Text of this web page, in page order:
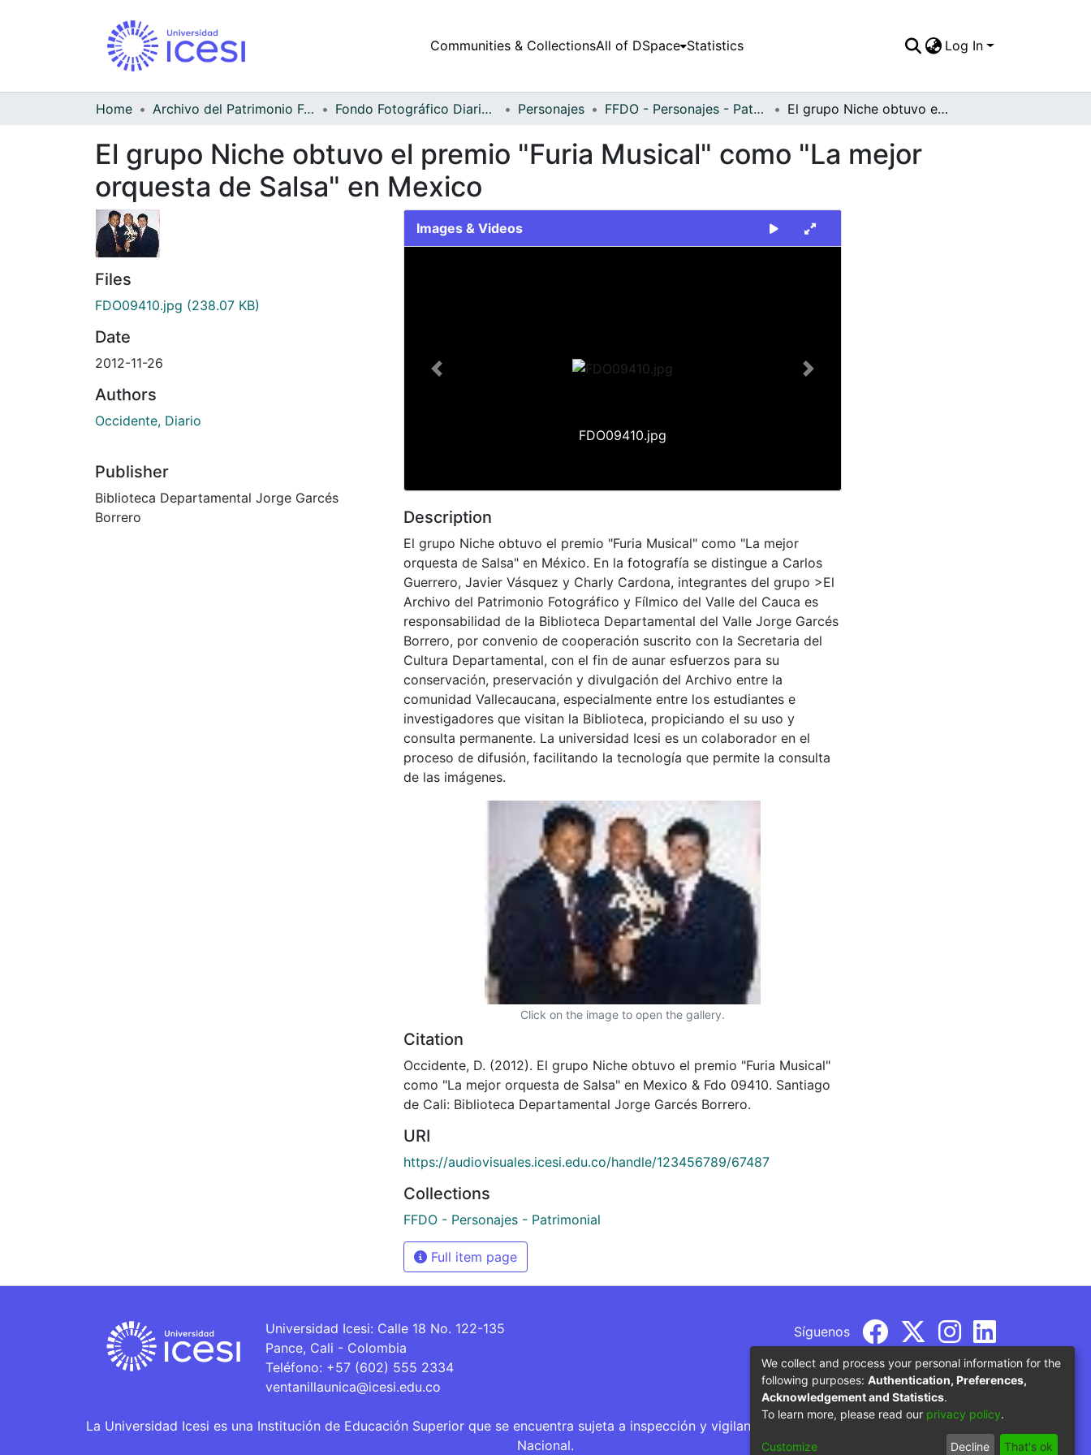
Communities & CollectionsAll of DSpace Statistics Log In
Home Archivo del Patrimonio Fotográfico y Fílmico del Valle del Cauca Fondo Fotográfico Diario Occidente Personajes FFDO - Personajes - Patrimonial El grupo Niche obtuvo el premio "Furia Musical" como "La mejor orquesta de Salsa" en Mexico
El grupo Niche obtuvo el premio "Furia Musical" como "La mejor
orquesta de Salsa" en Mexico
Files
FDO09410.jpg (238.07 KB)
Date
2012-11-26
Authors
Occidente, Diario
Publisher
Biblioteca Departamental Jorge Garcés
Borrero
Images & Videos
FDO09410.jpg
Previous Next
Description
El grupo Niche obtuvo el premio "Furia Musical" como "La mejor
orquesta de Salsa" en México. En la fotografía se distingue a Carlos
Guerrero, Javier Vásquez y Charly Cardona, integrantes del grupo >El
Archivo del Patrimonio Fotográfico y Fílmico del Valle del Cauca es
responsabilidad de la Biblioteca Departamental del Valle Jorge Garcés
Borrero, por convenio de cooperación suscrito con la Secretaria del
Cultura Departamental, con el fin de aunar esfuerzos para su
conservación, preservación y divulgación del Archivo entre la
comunidad Vallecaucana, especialmente entre los estudiantes e
investigadores que visitan la Biblioteca, propiciando el su uso y
consulta permanente. La universidad Icesi es un colaborador en el
proceso de difusión, facilitando la tecnología que permite la consulta
de las imágenes.
Click on the image to open the gallery.
Citation
Occidente, D. (2012). El grupo Niche obtuvo el premio "Furia Musical"
como "La mejor orquesta de Salsa" en Mexico & Fdo 09410. Santiago
de Cali: Biblioteca Departamental Jorge Garcés Borrero.
URI
https://audiovisuales.icesi.edu.co/handle/123456789/67487
Collections
FFDO - Personajes - Patrimonial
Full item page
Universidad Icesi: Calle 18 No. 122-135
Pance, Cali - Colombia
Teléfono: +57 (602) 555 2334
ventanillaunica@icesi.edu.co
Síguenos
La Universidad Icesi es una Institución de Educación Superior que se encuentra sujeta a inspección y vigilancia por parte del Ministerio de Educación
Nacional.
We collect and process your personal information for the
following purposes: Authentication, Preferences,
Acknowledgement and Statistics.
To learn more, please read our privacy policy.
Customize Decline That's ok